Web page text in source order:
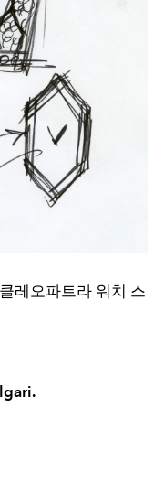
레오파트라 워치 스